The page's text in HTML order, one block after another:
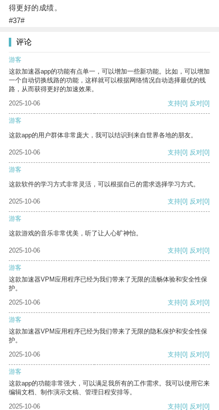
得更好的成绩。
#37#
评论
游客
这款加速器app的功能有点单一，可以增加一些新功能。比如，可以增加
一个自动切换线路的功能，这样就可以根据网络情况自动选择最优的线
路，从而获得更好的加速效果。
2025-10-06
支持[0] 反对[0]
游客
这款app的用户群体非常庞大，我可以结识到来自世界各地的朋友。
2025-10-06 支持[0] 反对[0]
游客
这款软件的学习方式非常灵活，可以根据自己的需求选择学习方式。
2025-10-06 支持[0] 反对[0]
游客
这款游戏的音乐非常优美，听了让人心旷神怡。
2025-10-06 支持[0] 反对[0]
游客
这款加速器VPM应用程序已经为我们带来了无限的流畅体验和安全性保
护。
2025-10-06
支持[0] 反对[0]
游客
这款加速器VPM应用程序已经为我们带来了无限的隐私保护和安全性保
护。
2025-10-06
支持[0] 反对[0]
游客
这款app的功能非常强大，可以满足我所有的工作需求。我可以使用它来
编辑文档、制作演示文稿、管理日程安排等。
2025-10-06
支持[0] 反对[0]